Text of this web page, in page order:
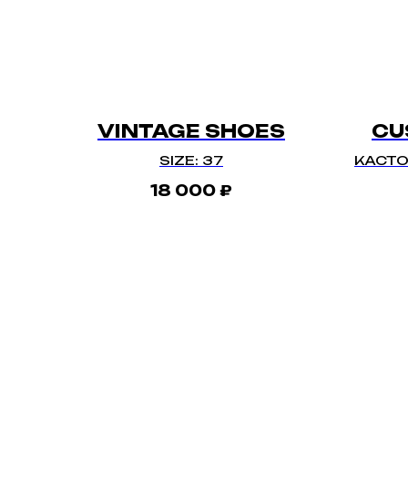
VINTAGE SHOES
SIZE: 37
18 000 ₽